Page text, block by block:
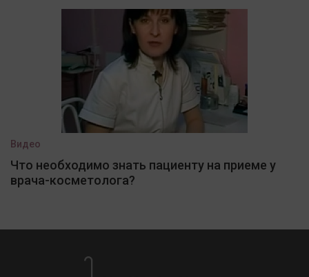
Видео
Что необходимо знать пациенту на приеме у
врача-косметолога?